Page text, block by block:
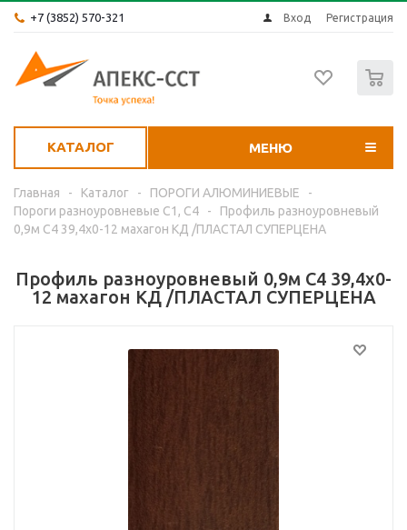
+7 (3852) 570-321 Вход Регистрация
КАТАЛОГ МЕНЮ
Главная - Каталог - ПОРОГИ АЛЮМИНИЕВЫЕ
-
Пороги разноуровневые С1, С4
-
Профиль разноуровневый
0,9м С4 39,4х0-12 махагон КД /ПЛАСТАЛ СУПЕРЦЕНА
Профиль разноуровневый 0,9м С4 39,4х0-
12 махагон КД /ПЛАСТАЛ СУПЕРЦЕНА